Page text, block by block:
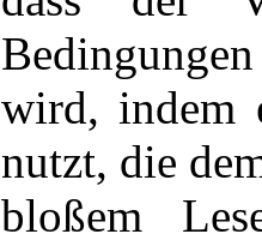
wird, indem
nutzt, die
bloßem